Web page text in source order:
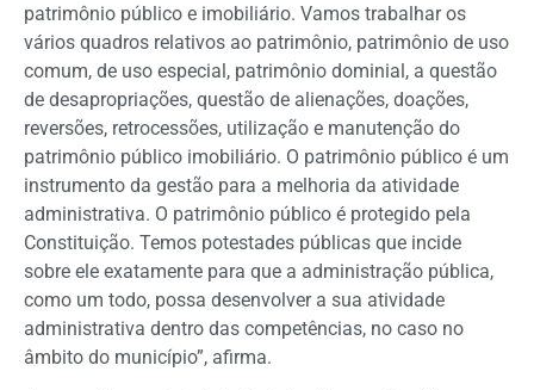
patrimônio público e imobiliário. Vamos trabalhar os
vários quadros relativos ao patrimônio, patrimônio de uso
comum, de uso especial, patrimônio dominial, a questão
de desapropriações, questão de alienações, doações,
reversões, retrocessões, utilização e manutenção do
patrimônio público imobiliário. O patrimônio público é um
instrumento da gestão para a melhoria da atividade
administrativa. O patrimônio público é protegido pela
Constituição. Temos potestades públicas que incide
sobre ele exatamente para que a administração pública,
como um todo, possa desenvolver a sua atividade
administrativa dentro das competências, no caso no
âmbito do município”, afirma.